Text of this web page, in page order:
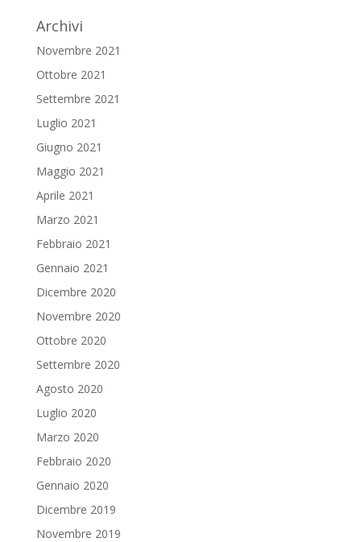
Archivi
Novembre 2021
Ottobre 2021
Settembre 2021
Luglio 2021
Giugno 2021
Maggio 2021
Aprile 2021
Marzo 2021
Febbraio 2021
Gennaio 2021
Dicembre 2020
Novembre 2020
Ottobre 2020
Settembre 2020
Agosto 2020
Luglio 2020
Marzo 2020
Febbraio 2020
Gennaio 2020
Dicembre 2019
Novembre 2019